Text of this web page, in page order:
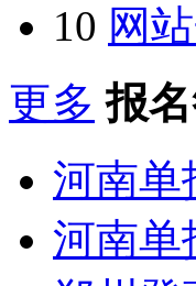
10 网
更多 报
河南单
河南单